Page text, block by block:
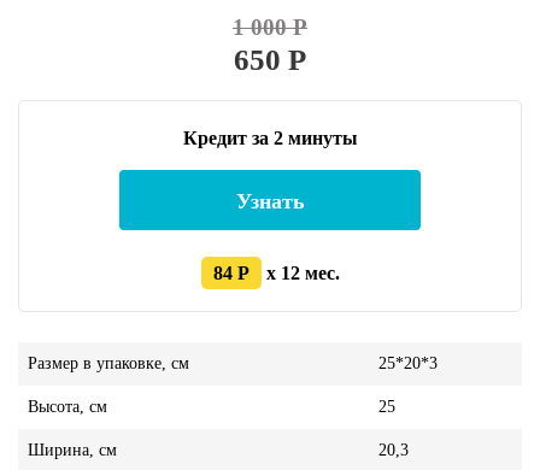
1 000 Р
650 Р
Кредит за 2 минуты
Узнать
84 Р x 12 мес.
Размер в упаковке, см 25*20*3
Высота, см 25
Ширина, см 20,3